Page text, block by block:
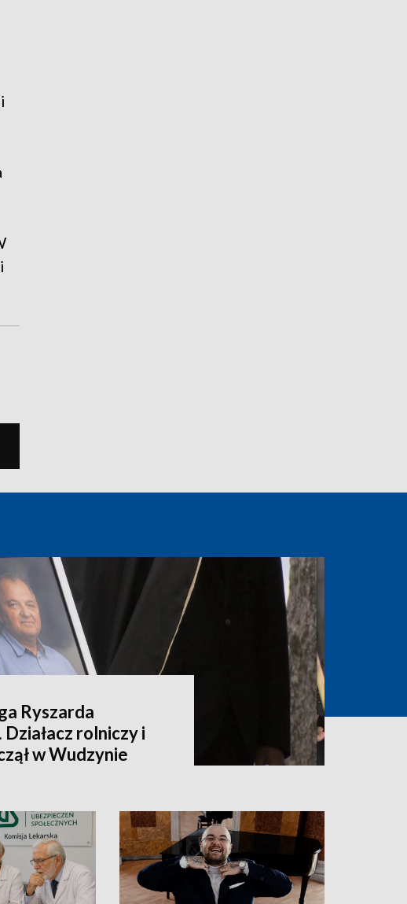
Ryszarda
rolniczy i
w Wudzynie